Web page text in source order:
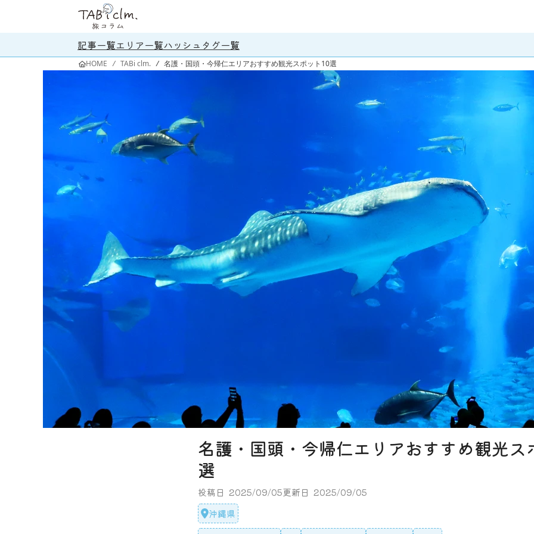
記事一覧エリア一覧ハッシュタグ一覧
HOME / TABi clm. / 名護・国頭・今帰仁エリアおすすめ観光スポット10選
名護・国頭・今帰仁エリアおすすめ観光ス
選
投稿日 2025/09/05更新日 2025/09/05
沖縄県